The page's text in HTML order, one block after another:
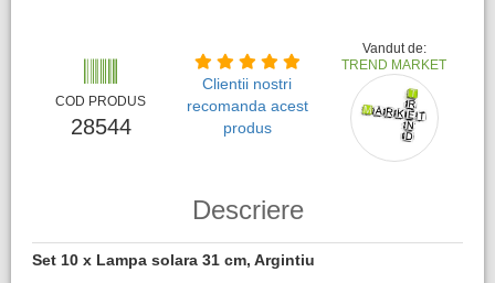
COD PRODUS
28544
Clientii nostri
recomanda acest
produs
Vandut de:
TREND MARKET
Descriere
Set 10 x Lampa solara 31 cm, Argintiu